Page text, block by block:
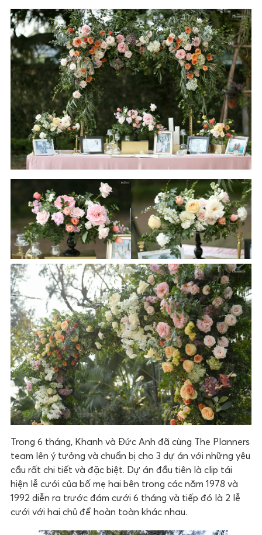
Trong 6 tháng, Khanh và Đức Anh đã cùng The Planners
team lên ý tưởng và chuẩn bị cho 3 dự án với những yêu
cầu rất chi tiết và đặc biệt. Dự án đầu tiên là clip tái
hiện lễ cưới của bố mẹ hai bên trong các năm 1978 và
1992 diễn ra trước đám cưới 6 tháng và tiếp đó là 2 lễ
cưới với hai chủ để hoàn toàn khác nhau.